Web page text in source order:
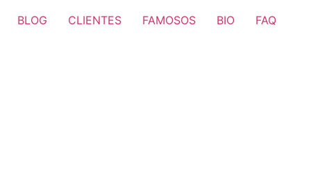
BLOG CLIENTES FAMOSOS BIO FAQ